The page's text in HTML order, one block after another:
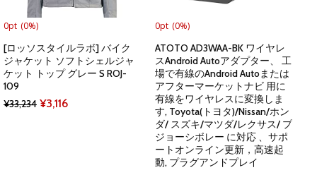
0pt (0%)
[ロッソスタイルラボ] バイク
ジャケット ソフトシェルジャ
ケット トップ グレー S ROJ-
109
¥33,234 Original
¥3,116Current
0pt (0%)
ATOTO AD3WAA-BK ワイヤレ
スAndroid Autoアダプター、 工
場で有線のAndroid Autoまたは
アフターマーケットナビ 用に
有線をワイヤレスに変換しま
す, Toyota(トヨタ)/Nissan/ホン
ダ/ スズキ/マツダ/レクサス/ プ
ジョーシボレー に対応 、サポ
ートオンライン更新，高速起
動, プラグアンドプレイ